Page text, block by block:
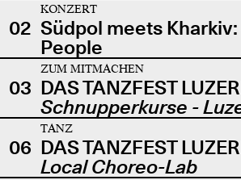
02
KONZERT
Südpol meets
People
03
ZUM MITMACHEN
DAS TANZFEST
Schnupperkurse -
06
TANZ
DAS TANZFEST
Local Choreo-Lab